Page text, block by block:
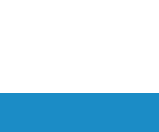
Mostrar submenú de